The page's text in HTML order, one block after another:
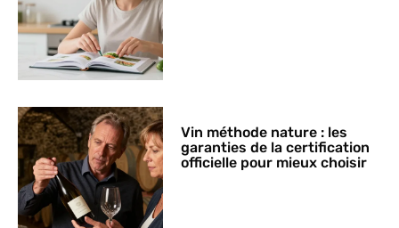
Vin méthode nature : les
garanties de la certification
officielle pour mieux choisir